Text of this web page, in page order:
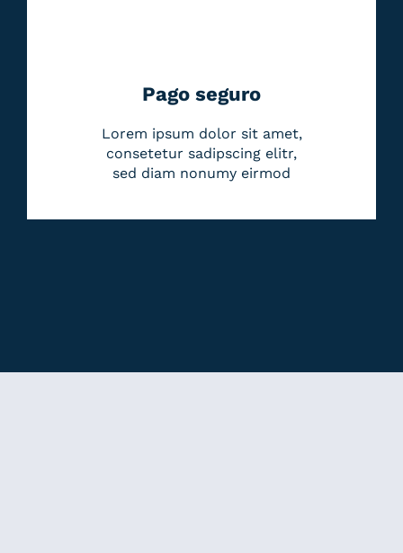
Pago seguro
Lorem ipsum dolor sit amet,
consetetur sadipscing elitr,
sed diam nonumy eirmod